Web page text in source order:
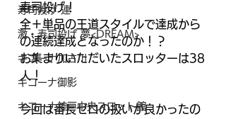
寿司投げ 連
激・寿司投げ 夢<DREAM>
キコーナ加古川
キコーナ御影
キコーナ神戸中央スロット館
寿司投げ！
全＋単品の王道スタイルで達成から
の連続達成となったのか！？
お集まりいただいたスロッターは38
人！
今回は番長ゼロの扱いが良かったの